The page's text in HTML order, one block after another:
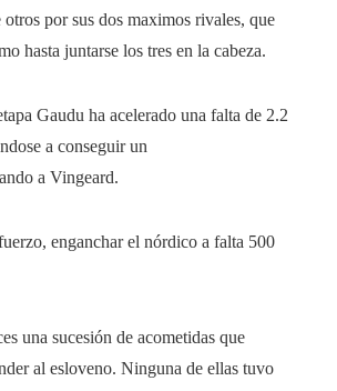
por sus dos maximos rivales, que
hasta juntarse los tres en la cabeza.
Gaudu ha acelerado una falta de 2.2
a conseguir un
a Vingeard.
enganchar el nórdico a falta 500
una sucesión de acometidas que
al esloveno. Ninguna de ellas tuvo